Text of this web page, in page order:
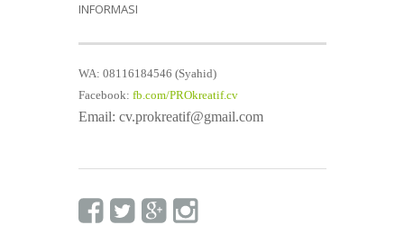
INFORMASI
WA: 08116184546 (Syahid)
Facebook: fb.com/PROkreatif.cv
Email: cv.prokreatif@gmail.com